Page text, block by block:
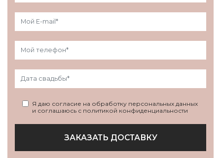
Я даю согласие на обработку персональных данных
и соглашаюсь с политикой конфиденциальности
ЗАКАЗАТЬ ДОСТАВКУ